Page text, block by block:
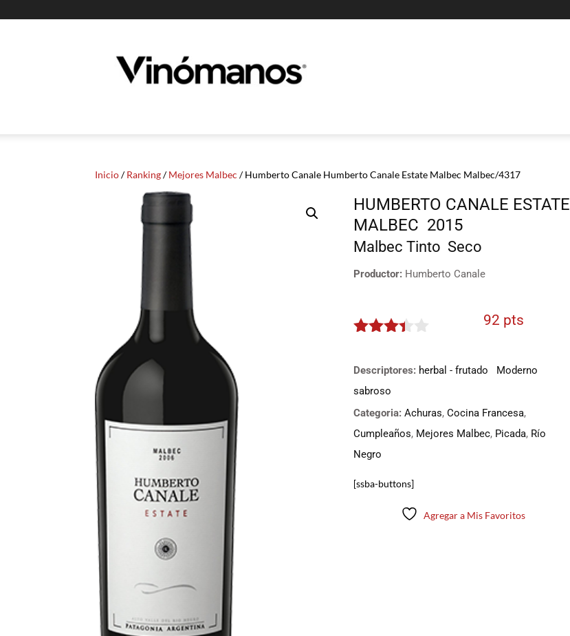
Vinomanos
Inicio/Ranking/Mejores Malbec / Humberto Canale Humberto Canale Estate Malbec Malbec/4317
HUMBERTO CANALE ESTATE
MALBEC 2015
Malbec Tinto Seco
Productor: Humberto Canale
92 pts
Descriptores: herbal - frutado
Moderno
sabroso
Categoria: Achuras, Cocina Francesa,
Cumpleaños, Mejores Malbec, Picada, Río
Negro
[ssba-buttons]
Agregar a Mis Favoritos